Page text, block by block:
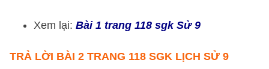
Xem lại: Bài 1 trang 118 sgk Sử 9
TRẢ LỜI BÀI 2 TRANG 118 SGK LỊCH SỬ 9